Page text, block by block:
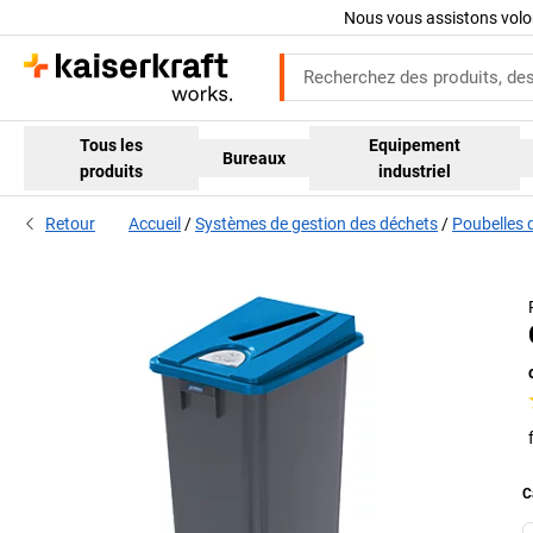
Nous vous assistons
Tous les
produits
Bureaux
Equipement
industriel
Retour Accueil Systèmes de gestion des déchets Poubelles